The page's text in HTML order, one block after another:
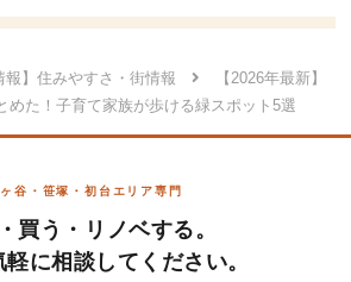
報】住みやすさ・街情報
【2026年最新】
めた！子育て家族が歩ける緑スポット5選
谷・笹塚・初台エリア専門
買う・リノベする。
軽に相談してください。